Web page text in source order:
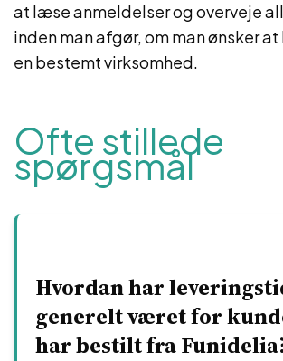
at læse anmeldelser og overveje
inden man afgør, om man ønsker
en bestemt virksomhed.
Ofte stillede
spørgsmål
Hvordan har
generelt været for
har bestilt fra